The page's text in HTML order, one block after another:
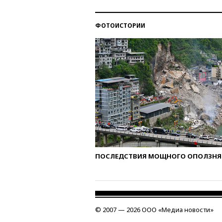
ФОТОИСТОРИИ
ПОСЛЕДСТВИЯ МОЩНОГО ОПОЛЗНЯ
© 2007 — 2026 ООО «Медиа новости»